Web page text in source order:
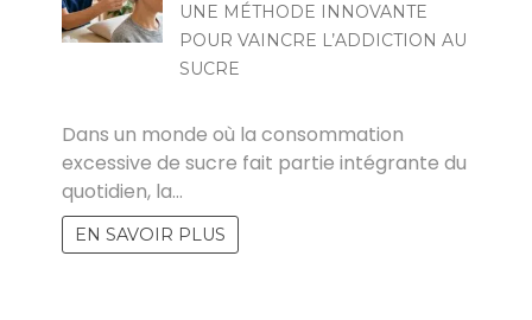
UNE MÉTHODE INNOVANTE
POUR VAINCRE L’ADDICTION AU
SUCRE
Dans un monde où la consommation
excessive de sucre fait partie intégrante du
quotidien, la…
EN SAVOIR PLUS